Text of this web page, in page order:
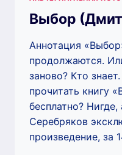
Выбор
Аннотация
продолжаются.
заново? Кто
прочитать книгу
бесплатно?
Серебряков
произведение, за